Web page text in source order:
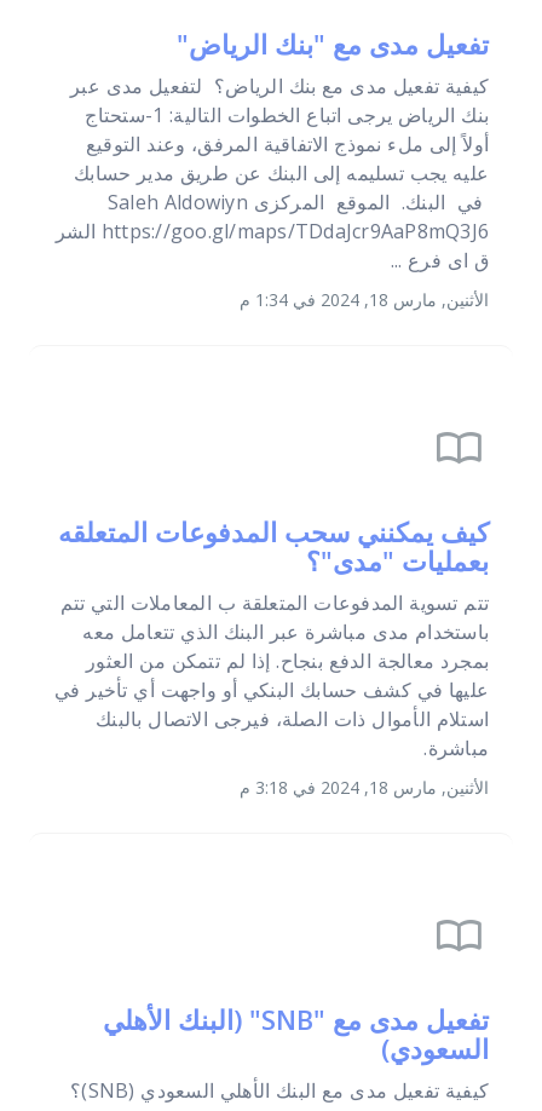
تفعيل مدى مع "بنك الرياض"
كيفية تفعيل مدى مع بنك الرياض؟ لتفعيل مدى عبر
بنك الرياض يرجى اتباع الخطوات التالية: 1-ستحتاج
أولاً إلى ملء نموذج الاتفاقية المرفق، وعند التوقيع
عليه يجب تسليمه إلى البنك عن طريق مدير حسابك
في البنك. الموقع المركزى Saleh Aldowiyn
https://goo.gl/maps/TDdaJcr9AaP8mQ3J6 الشر
ق اى فرع ...
الأثنين, مارس 18, 2024 في 1:34 م
import_contacts
كيف يمكنني سحب المدفوعات المتعلقه
بعمليات "مدى"؟
تتم تسوية المدفوعات المتعلقة ب المعاملات التي تتم
باستخدام مدى مباشرة عبر البنك الذي تتعامل معه
بمجرد معالجة الدفع بنجاح. إذا لم تتمكن من العثور
عليها في كشف حسابك البنكي أو واجهت أي تأخير في
استلام الأموال ذات الصلة، فيرجى الاتصال بالبنك
مباشرة.
الأثنين, مارس 18, 2024 في 3:18 م
import_contacts
تفعيل مدى مع "SNB" (البنك الأهلي
السعودي)
كيفية تفعيل مدى مع البنك الأهلي السعودي (SNB)؟